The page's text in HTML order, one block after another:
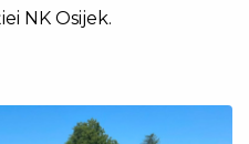
NK Osijek.